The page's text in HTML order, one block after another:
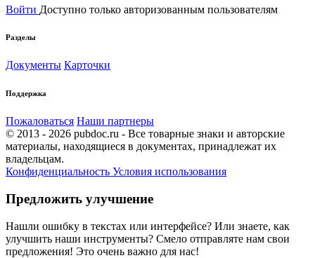
Войти Доступно только авторизованным пользователям
Разделы
Документы Карточки
Поддержка
Пожаловаться Наши партнеры
© 2013 - 2026 pubdoc.ru - Все товарные знаки и авторские
материалы, находящиеся в документах, принадлежат их
владельцам.
Конфиденциальность Условия использования
Предложить улучшение
Нашли ошибку в текстах или интерфейсе? Или знаете, как
улучшить наши инструменты? Смело отправляте нам свои
предложения! Это очень важно для нас!